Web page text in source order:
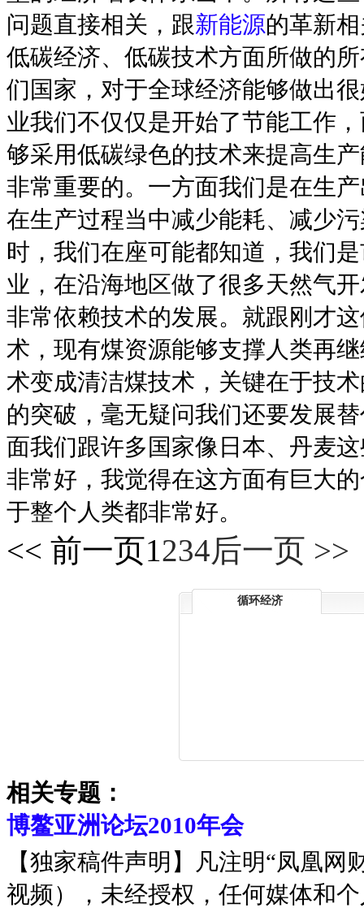
问题直接相关，跟新能源的革新
低碳经济、低碳技术方面所做的
们国家，对于全球经济能够做出
业我们不仅仅是开始了节能工作
够采用低碳绿色的技术来提高生
非常重要的。一方面我们是在生
在生产过程当中减少能耗、减少
时，我们在座可能都知道，我们
业，在沿海地区做了很多天然气
非常依赖技术的发展。就跟刚才
术，现有煤资源能够支撑人类再
术变成清洁煤技术，关键在于技
的突破，毫无疑问我们还要发展
面我们跟许多国家像日本、丹麦
非常好，我觉得在这方面有巨大
于整个人类都非常好。
<< 前一页1234后一页 >>
循环经济
相关专题：
博鳌亚洲论坛2010年会
【独家稿件声明】凡注明“凤凰
视频），未经授权，任何媒体和